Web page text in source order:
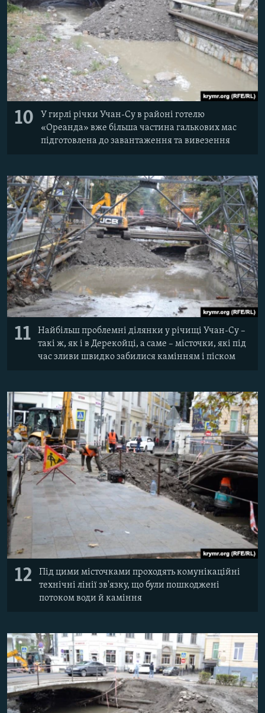
10
У гирлі річки Учан-Су в районі готелю
«Ореанда» вже більша частина галькових мас
підготовлена до завантаження та вивезення
11
Найбільш проблемні ділянки у річищі Учан-Су –
такі ж, як і в Дерекойці, а саме – місточки, які під
час зливи швидко забилися камінням і піском
12
Під цими місточками проходять комунікаційні
технічні лінії зв'язку, що були пошкоджені
потоком води й каміння